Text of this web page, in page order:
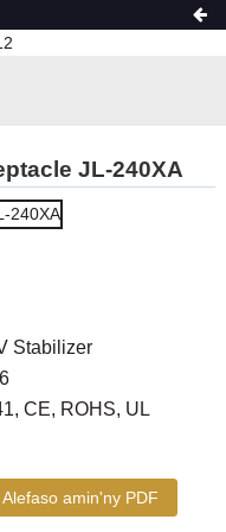
JL-240XA
Stabilizer
CE, ROHS, UL
Alefaso amin'ny PDF